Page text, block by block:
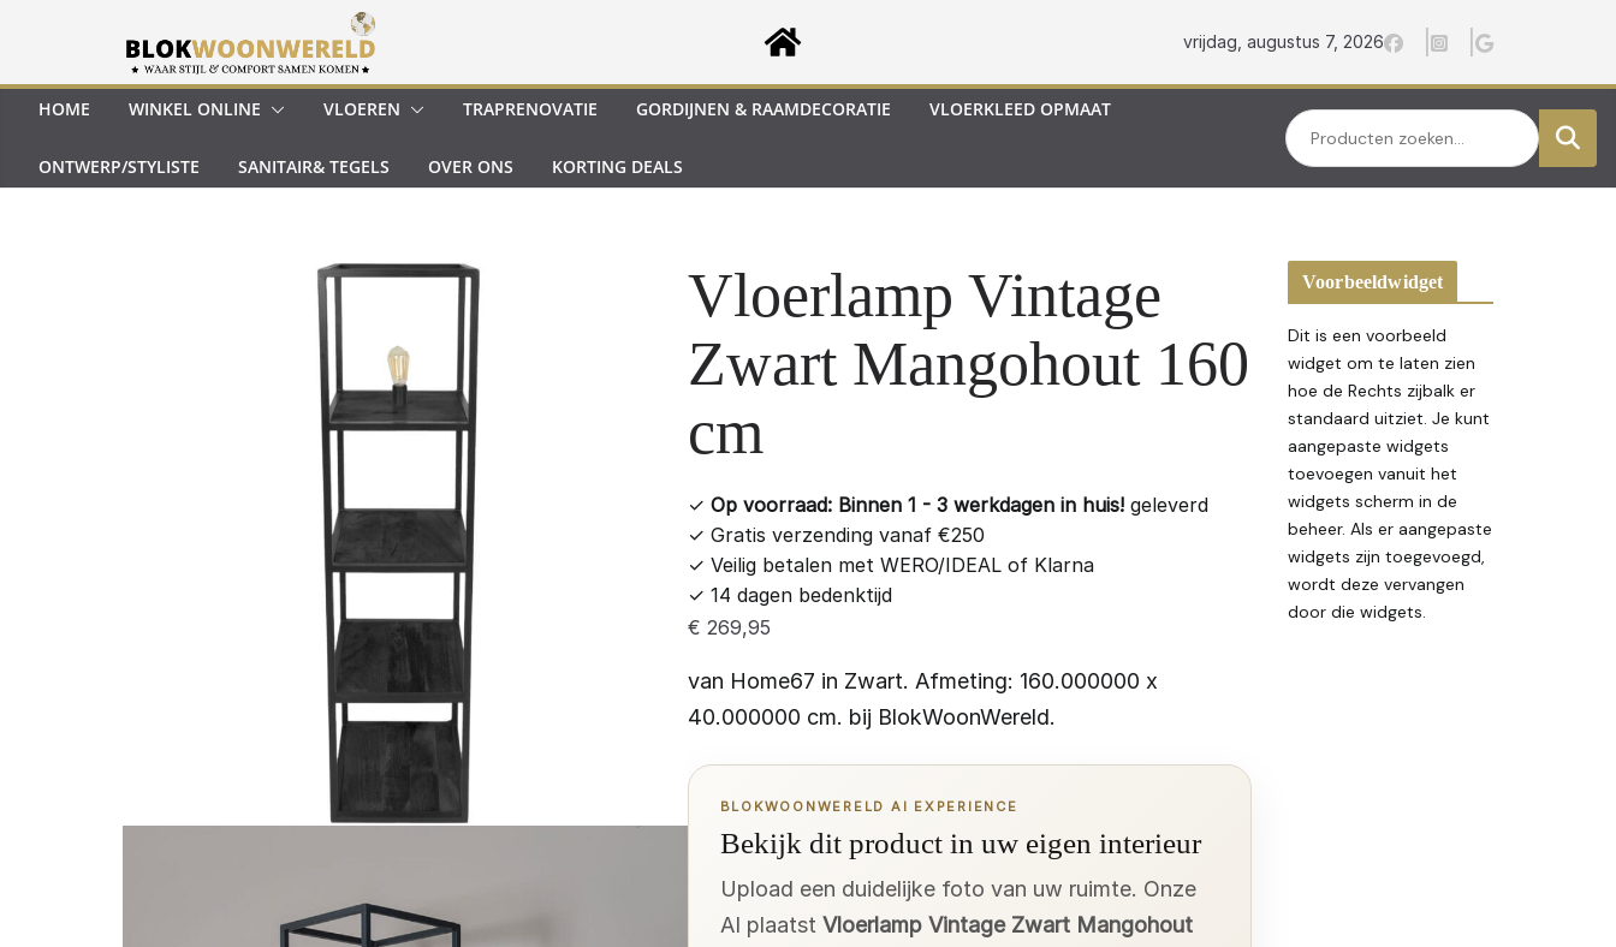
inhoud
vrijdag, augustus 7, 2026
HOME WINKEL ONLINE VLOEREN TRAPRENOVATIE GORDIJNEN & RAAMDECORATIE VLOERKLEED OPMAAT
ONTWERP/STYLISTE SANITAIR& TEGELS OVER ONS KORTING DEALS
Zoeken
Vloerlamp Vintage
Zwart Mangohout 160
cm
✓ Op voorraad: Binnen 1 - 3 werkdagen in huis!geleverd
✓ Gratis verzending vanaf €250
✓ Veilig betalen met WERO/IDEAL of Klarna
✓ 14 dagen bedenktijd
€ 269,95
van Home67 in Zwart. Afmeting: 160.000000 x
40.000000 cm. bij BlokWoonWereld.
BLOKWOONWERELD AI EXPERIENCE
Bekijk dit product in uw eigen interieur
Upload een duidelijke foto van uw ruimte. Onze
AI plaatst Vloerlamp Vintage Zwart Mangohout
Voorbeeldwidget
Dit is een voorbeeld
widget om te laten zien
hoe de Rechts zijbalk er
standaard uitziet. Je kunt
aangepaste widgets
toevoegen vanuit het
widgets scherm in de
beheer. Als er aangepaste
widgets zijn toegevoegd,
wordt deze vervangen
door die widgets.